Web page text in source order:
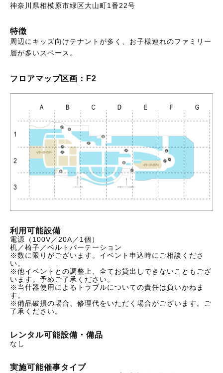
神奈川県相模原市緑区大山町1番22号
特徴
周辺にキッズ向けテナントが多く、お子様連れのファミリー
層が多いスペース。
フロアマップ区画：F2
利用可能設備
電源（100V／20A／1個）
机／椅子／ベルトパーテーション
※数に限りがございます。イベント申込時にご相談くださ
い。
※他イベントとの調整上、全てお貸出しできないこともござ
います。予めご了承ください。
※当什器使用によるトラブルについての責任は負いかねま
す。
※備品破損の場合、修理代をいただく場合がございます。ご
了承ください。
レンタル可能設備・備品
なし
実施可能催事タイプ